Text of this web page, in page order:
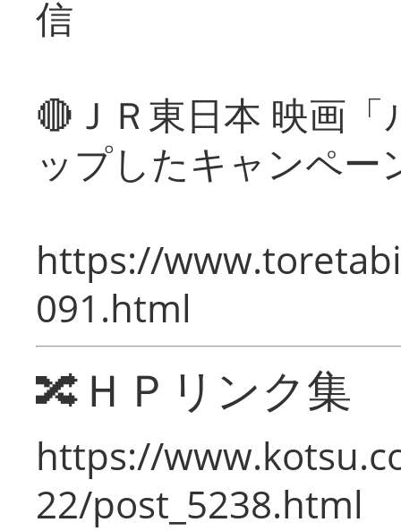
信
🔴ＪＲ東日本 映画
ップしたキャンペー
https://
091.html
🔀ＨＰリンク集
https://
22/post_5238.html